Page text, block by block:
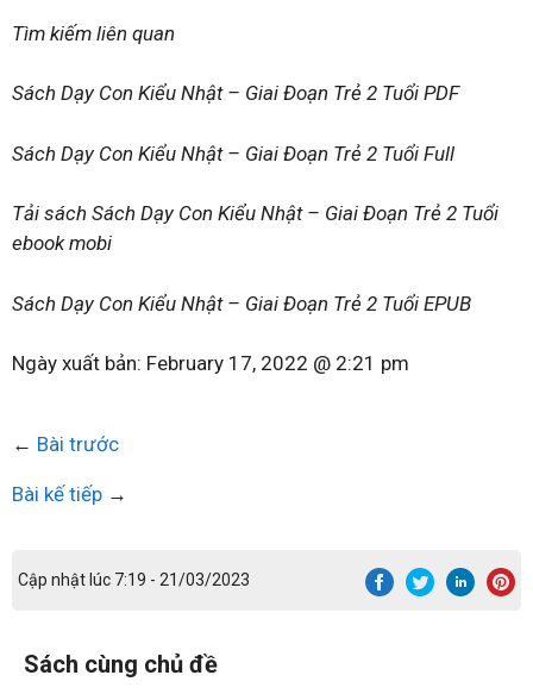
Tìm kiếm liên quan
Sách Dạy Con Kiểu Nhật – Giai Đoạn Trẻ 2 Tuổi PDF
Sách Dạy Con Kiểu Nhật – Giai Đoạn Trẻ 2 Tuổi Full
Tải sách Sách Dạy Con Kiểu Nhật – Giai Đoạn Trẻ 2 Tuổi
ebook mobi
Sách Dạy Con Kiểu Nhật – Giai Đoạn Trẻ 2 Tuổi EPUB
Ngày xuất bản: February 17, 2022 @ 2:21 pm
← Bài trước
Bài kế tiếp →
Cập nhật lúc 7:19 - 21/03/2023
Sách cùng chủ đề